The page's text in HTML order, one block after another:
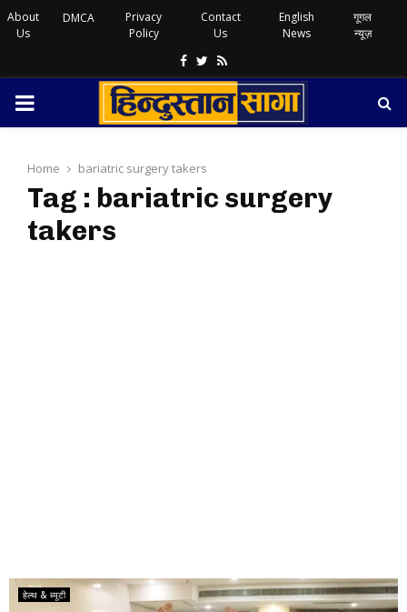
About
Us
DMCA
Privacy
Policy
Contact
Us
English
News
गूगल
न्यूज़
Facebook
Twitter
Rss
PRIMARY
Home bariatric surgery takers
Tag : bariatric surgery
takers
हेल्थ & ब्यूटी